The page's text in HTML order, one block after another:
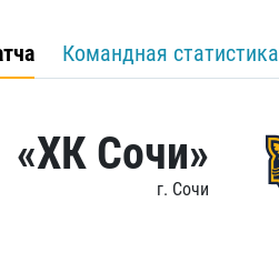
Командная статистика
«ХК Сочи»
г. Сочи